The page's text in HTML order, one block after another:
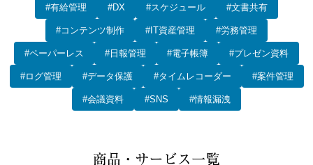
#有給管理 #DX #スケジュール #文書共有
#コンテンツ制作 #IT資産管理 #労務管理
#ペーパーレス #日報管理 #電子帳簿 #プレゼン資料
#ログ管理 #データ保護 #タイムレコーダー #案件管理
#会議資料 #SNS #情報漏洩